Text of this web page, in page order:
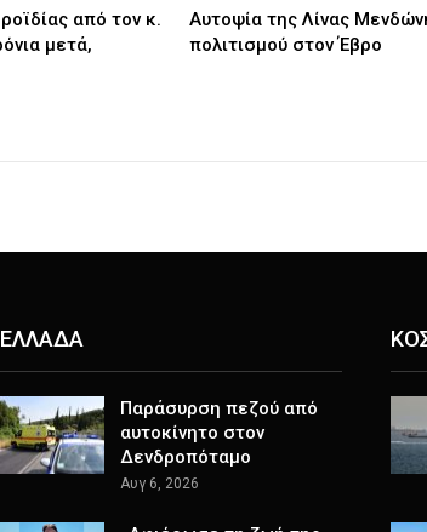
από τον κ.
μετά,
Αυτοψία της Λίνας
πολιτισμού στον Έβρο
ΕΛΛΑΔΑ
Παράσυρση πεζού από
αυτοκίνητο στον
Δενδροπόταμο
Αυγ 6, 2026